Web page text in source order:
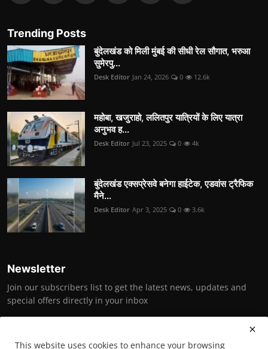
Trending Posts
बुंदेलखंड को मिली मुंबई की सीधी रेल सौगात, भरुआ
सुमेरपु...
Desk Editor Jan 24, 2026 0 12.6k
महोबा, खजुराहो, ललितपुर यात्रियों के लिए यात्रा
अनुभव ह...
Desk Editor Jul 23, 2025 0 4k
बुंदेलखंड एक्सप्रेसवे बनेगा हाईटेक, एडवांस ट्रैफिक
मैने...
Desk Editor Apr 3, 2025 0 3.6k
Newsletter
Join our subscribers list to get the latest news, updates and
special offers directly in your inbox
Subscribe
This website uses cookies to enhance your browsing